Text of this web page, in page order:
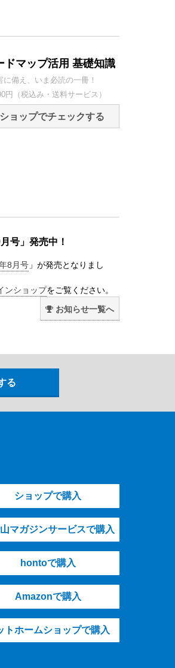
ドマップ活用 基礎知識
に備え、いま必読の一冊！
円（税込み・送料サービス）
ョップでチェックする
号」発売中！
8月号 」が発売となりまし
ンショップをご覧ください。
お知らせ一覧へ
ショップで購入
マガジンサービスで購入
hontoで購入
Amazonで購入
トホームショップで購入